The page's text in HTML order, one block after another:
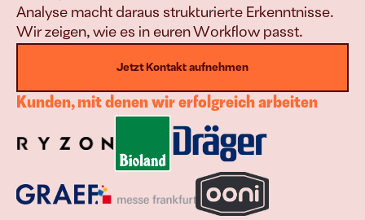
Analyse macht daraus strukturierte Erkenntnisse.
Wir zeigen, wie es in euren Workflow passt.
Jetzt Kontakt aufnehmen
Kunden, mit denen wir erfolgreich arbeiten